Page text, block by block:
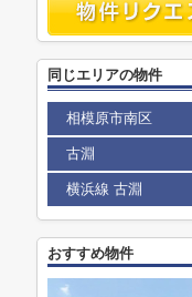
同じエリアの物件
相模原市南区
古淵
横浜線 古淵
おすすめ物件